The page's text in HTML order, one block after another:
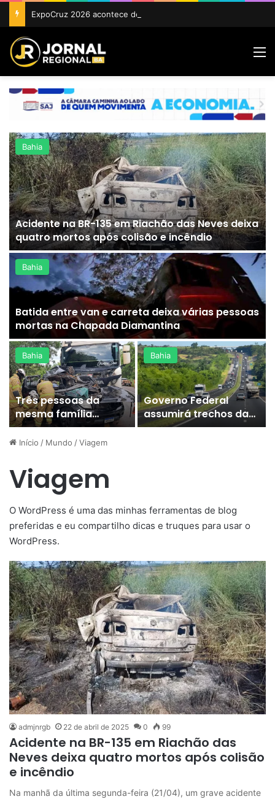
Bahia
Acidente na BR-135 em Riachão das Neves deixa
quatro mortos após colisão e incêndio
Bahia
Batida entre van e carreta deixa várias pessoas
mortas na Chapada Diamantina
Bahia
Três pessoas da
mesma família
morrem após carro
bater de frente com
Bahia
Governo Federal
assumirá trechos da
BR-116, BR-324, BA-526
Início / Mundo /Viagem
Viagem
O WordPress é uma das minhas ferramentas de blog
preferidas e eu compartilho dicas e truques para usar o
WordPress.
admjnrgb 22 de abril de 2025 0 99
Acidente na BR-135 em Riachão das
Neves deixa quatro mortos após colisão
e incêndio
Na manhã da última segunda-feira (21/04), um grave acidente